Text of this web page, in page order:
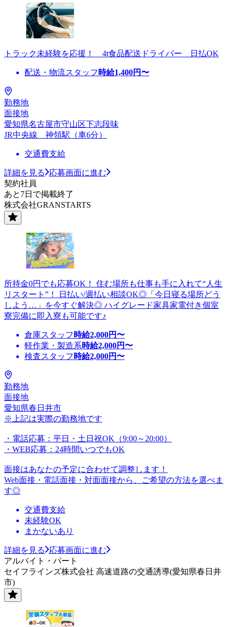
トラック未経験を応援！ 4t食品配送ドライバー 日払OK
配送・物流スタッフ 時給1,400円〜
勤務地
面接地
愛知県名古屋市守山区下志段味
JR中央線 神領駅（車6分）
交通費支給
詳細を見る
応募画面に進む
契約社員
あと7日で掲載終了
株式会社GRANSTARTS
所持金0円でも応募OK！ 住む場所も仕事も手に入れて“人生
リスタート”！ 日払い/週払い相談OK◎「今日寝る場所どう
しよう…」を今すぐ解決◎ ハイグレード家具家電付き個室
寮完備に即入寮も可能です♪
倉庫スタッフ 時給2,000円〜
軽作業・製造系時給2,000円〜
検査スタッフ 時給2,000円〜
勤務地
面接地
愛知県春日井市
※上記は実際の勤務地です
・電話応募：平日・土日祝OK（9:00～20:00）
・WEB応募：24時間いつでもOK
面接はあなたの予定に合わせて調整します！
Web面接・電話面接・対面面接から、ご希望の方法を選べま
す◎
交通費支給
未経験OK
まかないあり
詳細を見る
応募画面に進む
アルバイト・パート
セイフラインズ株式会社 高速道路の交通誘導(愛知県春日井
市)